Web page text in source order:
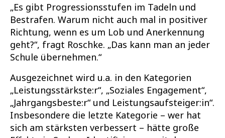
„Es gibt Progressionsstufen im Tadeln und
Bestrafen. Warum nicht auch mal in positiver
Richtung, wenn es um Lob und Anerkennung
geht?“, fragt Roschke. „Das kann man an jeder
Schule übernehmen.“
Ausgezeichnet wird u.a. in den Kategorien
„Leistungsstärkste:r“, „Soziales Engagement“,
„Jahrgangsbeste:r“ und Leistungsaufsteiger:in“.
Insbesondere die letzte Kategorie – wer hat
sich am stärksten verbessert – hätte große